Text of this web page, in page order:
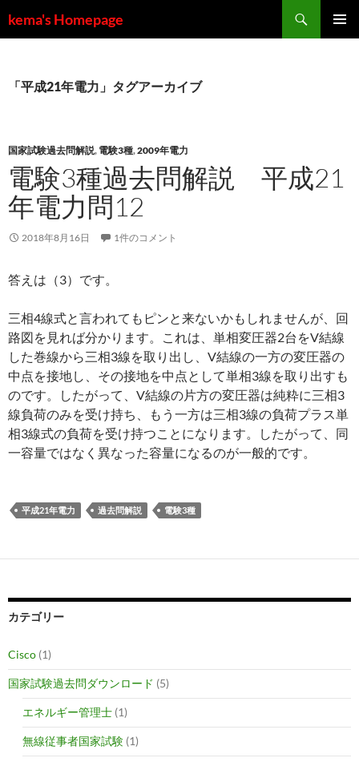
ン
キ
kema's Homepage
索
「平成21年電力」タグアーカイブ
国家試験過去問解説, 電験3種,2009年電力
電験3種過去問解説 平成21
年電力問12
2018年8月16日 1件のコメント
答えは（3）です。
三相4線式と言われてもピンと来ないかもしれませんが、回
路図を見れば分かります。これは、単相変圧器2台をV結線
した巻線から三相3線を取り出し、V結線の一方の変圧器の
中点を接地し、その接地を中点として単相3線を取り出すも
のです。したがって、V結線の片方の変圧器は純粋に三相3
線負荷のみを受け持ち、もう一方は三相3線の負荷プラス単
相3線式の負荷を受け持つことになります。したがって、同
一容量ではなく異なった容量になるのが一般的です。
平成21年電力 過去問解説 電験3種
カテゴリー
Cisco (1)
国家試験過去問ダウンロード (5)
エネルギー管理士 (1)
無線従事者国家試験 (1)